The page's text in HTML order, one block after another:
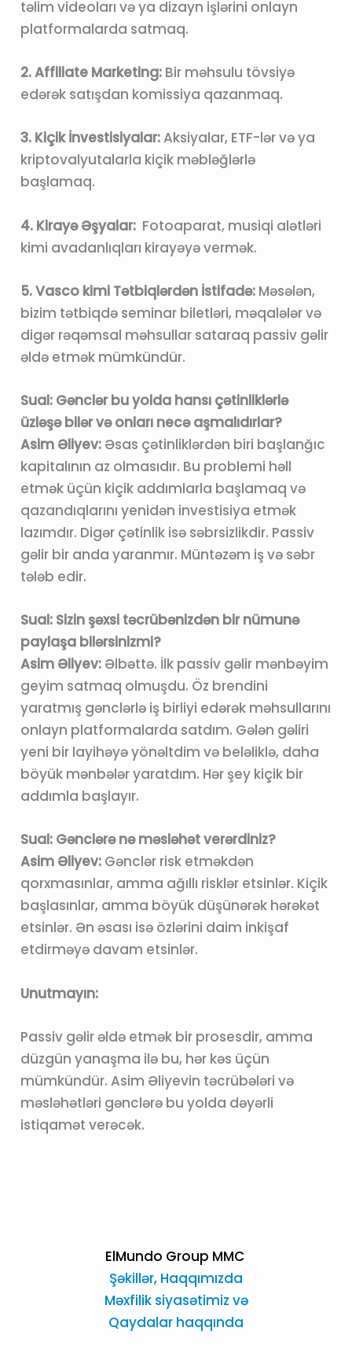
təlim videoları və ya dizayn işlərini onlayn
platformalarda satmaq.
2. Affiliate Marketing: Bir məhsulu tövsiyə
edərək satışdan komissiya qazanmaq.
3. Kiçik İnvestisiyalar:Aksiyalar, ETF-lər və ya
kriptovalyutalarla kiçik məbləğlərlə
başlamaq.
4. Kirayə Əşyalar: Fotoaparat, musiqi alətləri
kimi avadanlıqları kirayəyə vermək.
5. Vasco kimi Tətbiqlərdən İstifadə: Məsələn,
bizim tətbiqdə seminar biletləri, məqalələr və
digər rəqəmsal məhsullar sataraq passiv gəlir
əldə etmək mümkündür.
Sual: Gənclər bu yolda hansı çətinliklərlə
üzləşə bilər və onları necə aşmalıdırlar?
Asim Əliyev: Əsas çətinliklərdən biri başlanğıc
kapitalının az olmasıdır. Bu problemi həll
etmək üçün kiçik addımlarla başlamaq və
qazandıqlarını yenidən investisiya etmək
lazımdır. Digər çətinlik isə səbrsizlikdir. Passiv
gəlir bir anda yaranmır. Müntəzəm iş və səbr
tələb edir.
Sual: Sizin şəxsi təcrübənizdən bir nümunə
paylaşa bilərsinizmi?
Asim Əliyev: Əlbəttə. İlk passiv gəlir mənbəyim
geyim satmaq olmuşdu. Öz brendini
yaratmış gənclərlə iş birliyi edərək məhsullarını
onlayn platformalarda satdım. Gələn gəliri
yeni bir layihəyə yönəltdim və beləliklə, daha
böyük mənbələr yaratdım. Hər şey kiçik bir
addımla başlayır.
Sual: Gənclərə nə məsləhət verərdiniz?
Asim Əliyev: Gənclər risk etməkdən
qorxmasınlar, amma ağıllı risklər etsinlər. Kiçik
başlasınlar, amma böyük düşünərək hərəkət
etsinlər. Ən əsası isə özlərini daim inkişaf
etdirməyə davam etsinlər.
Unutmayın:
Passiv gəlir əldə etmək bir prosesdir, amma
düzgün yanaşma ilə bu, hər kəs üçün
mümkündür. Asim Əliyevin təcrübələri və
məsləhətləri gənclərə bu yolda dəyərli
istiqamət verəcək.
ElMundo Group MMC
Şəkillər, Haqqımızda
Məxfilik siyasətimiz və
Qaydalar haqqında